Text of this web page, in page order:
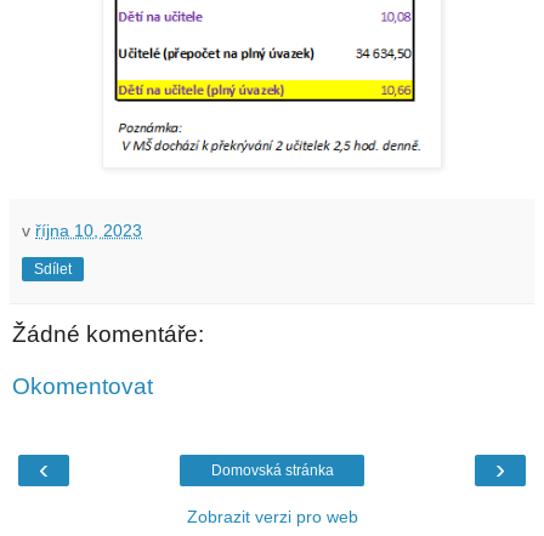
v října 10, 2023
Sdílet
Žádné komentáře:
Okomentovat
‹ ›
Domovská stránka
Zobrazit verzi pro web